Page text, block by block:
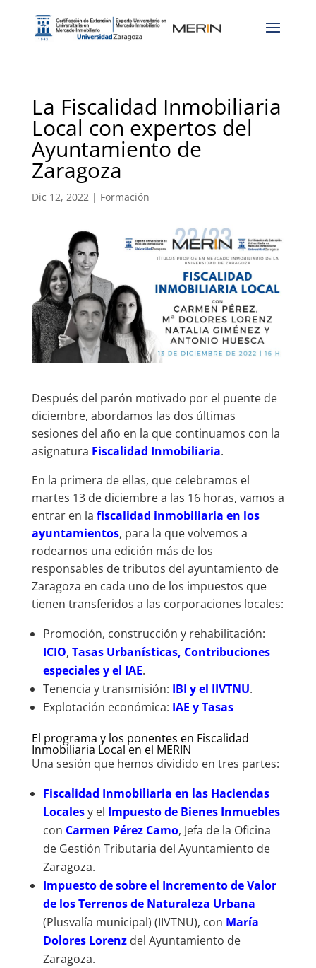
La Fiscalidad Inmobiliaria
Local con expertos del
Ayuntamiento de
Zaragoza
Dic 12, 2022| Formación
Después del parón motivado por el puente de
diciembre, abordamos las dos últimas
sesiones del año en la que continuamos con la
asignatura Fiscalidad Inmobiliaria.
En la primera de ellas, que celebramos el
martes 13 de diciembre a las 16 horas, vamos a
entrar en la fiscalidad inmobiliaria en los
ayuntamientos, para la que volvemos a
rodearnos una edición más de los
responsables de tributos del ayuntamiento de
Zaragoza en cada uno de los impuestos que
tienen transferidos a las corporaciones locales:
Promoción, construcción y rehabilitación:
ICIO, Tasas Urbanísticas, Contribuciones
especiales y el IAE.
Tenencia y transmisión: IBI y el IIVTNU.
Explotación económica: IAE y Tasas
El programa y los ponentes en Fiscalidad
Inmobiliaria Local en el MERIN
Una sesión que hemos dividido en tres partes:
Fiscalidad Inmobiliaria en las Haciendas
Localesy el Impuesto de Bienes Inmuebles
con Carmen Pérez Camo, Jefa de la Oficina
de Gestión Tributaria del Ayuntamiento de
Zaragoza.
Impuesto de sobre el Incremento de Valor
de los Terrenos de Naturaleza Urbana
(Plusvalía municipal) (IIVTNU), con María
Dolores Lorenz del Ayuntamiento de
Zaragoza.